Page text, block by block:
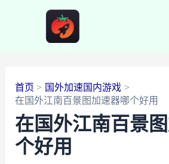
首页
国外加速国内游戏
在国外江南百景图加速器哪个好用
在国外江南百景
个好用